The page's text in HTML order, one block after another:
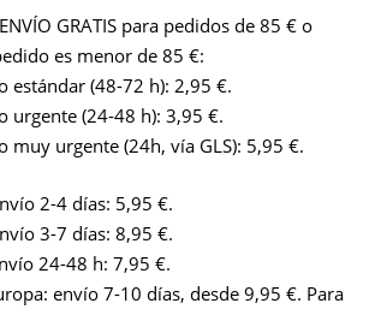
GRATIS para pedidos de 85 € o
es menor de 85 €:
estándar (48-72 h): 2,95 €.
urgente (24-48 h): 3,95 €.
muy urgente (24h, vía GLS): 5,95 €.
2-4 días: 5,95 €.
3-7 días: 8,95 €.
24-48 h: 7,95 €.
envío 7-10 días, desde 9,95 €. Para